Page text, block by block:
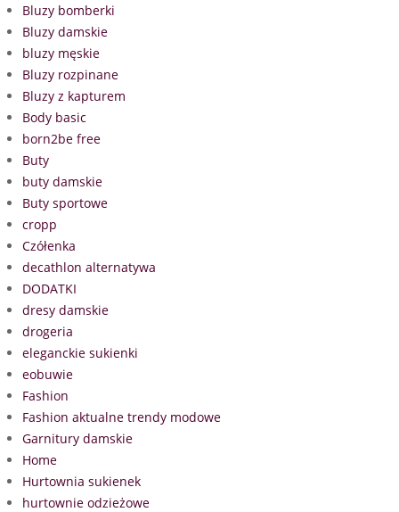
Bluzy bomberki
Bluzy damskie
bluzy męskie
Bluzy rozpinane
Bluzy z kapturem
Body basic
born2be free
Buty
buty damskie
Buty sportowe
cropp
Czółenka
decathlon alternatywa
DODATKI
dresy damskie
drogeria
eleganckie sukienki
eobuwie
Fashion
Fashion aktualne trendy modowe
Garnitury damskie
Home
Hurtownia sukienek
hurtownie odzieżowe